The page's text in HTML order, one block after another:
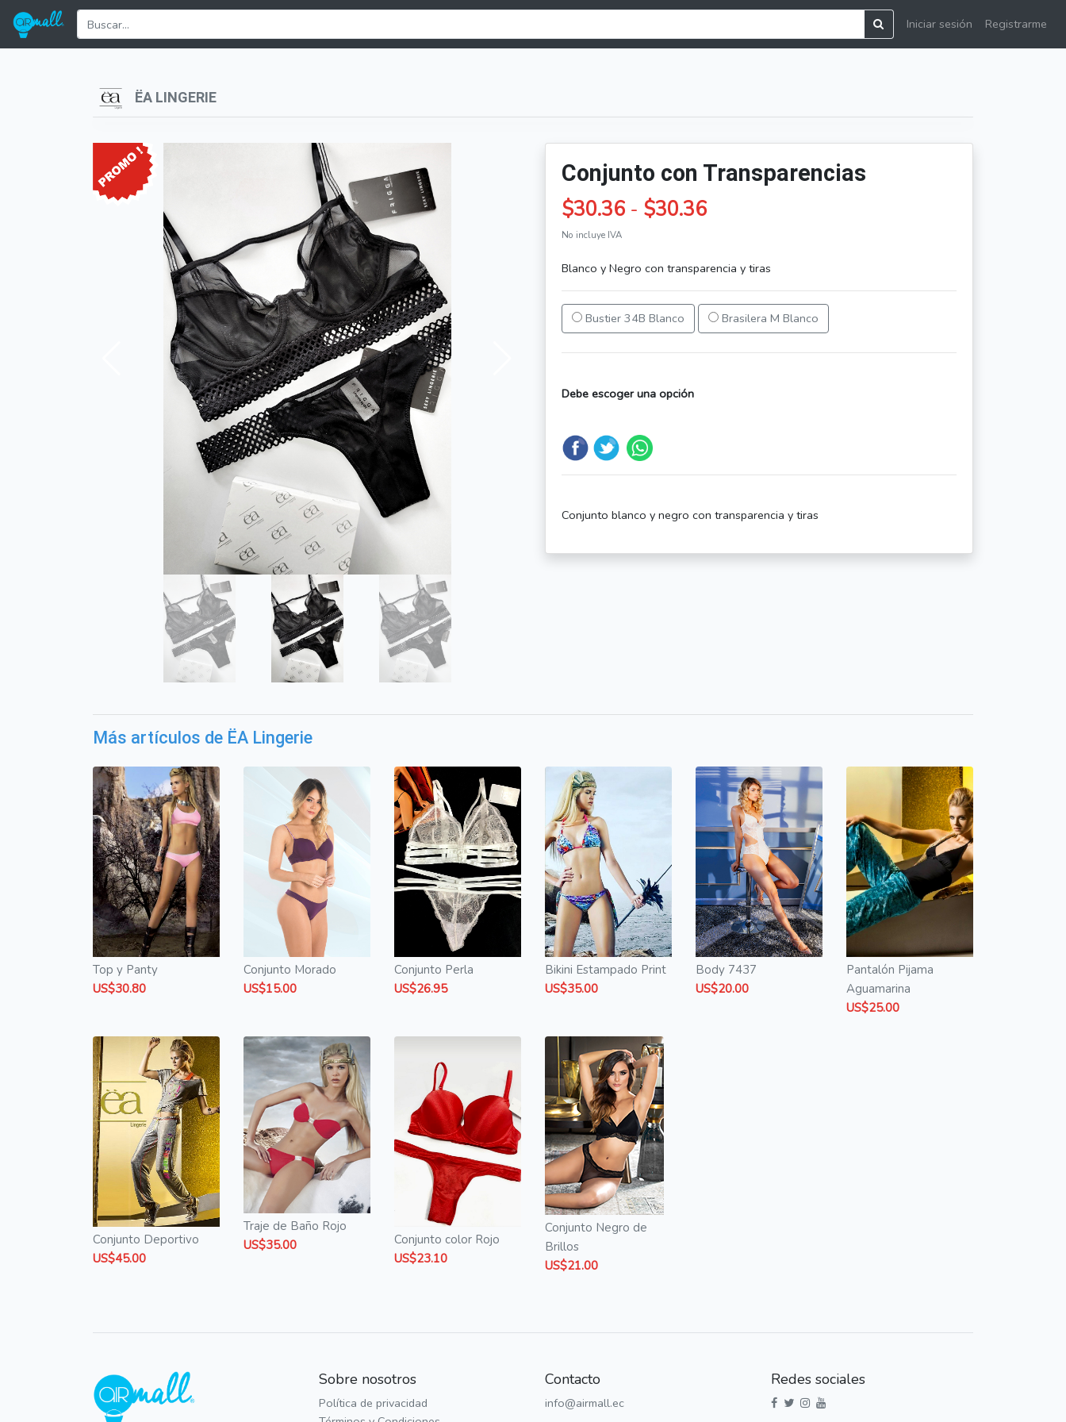
Iniciar sesión Registrarme
ËA LINGERIE
Conjunto con Transparencias
$30.36 - $30.36
No incluye IVA
Blanco y Negro con transparencia y tiras
Bustier 34B Blanco Brasilera M Blanco
Debe escoger una opción
Conjunto blanco y negro con transparencia y tiras
Más artículos de ËA Lingerie
Top y Panty
US$30.80
Conjunto Morado
US$15.00
Conjunto Perla
US$26.95
Bikini Estampado Print
US$35.00
Body 7437
US$20.00
Pantalón Pijama
Aguamarina
US$25.00
Conjunto Deportivo
US$45.00
Traje de Baño Rojo
US$35.00
Conjunto color Rojo
US$23.10
Conjunto Negro de
Brillos
US$21.00
Sobre nosotros
Política de privacidad
Contacto
info@airmall.ec
Redes sociales